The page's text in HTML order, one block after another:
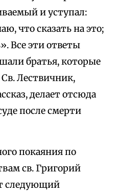
и уступал:
что сказать на это;
Все эти ответы
братья, которые
Лествичник,
делает отсюда
после смерти
покаяния по
св. Григорий
следующий